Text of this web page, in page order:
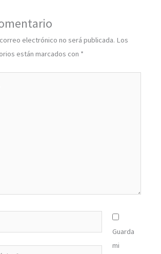
electrónico no será publicada. Los
están marcados con *
Guarda
mi